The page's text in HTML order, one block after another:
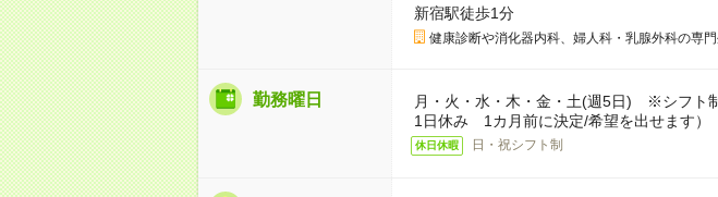
新宿駅徒歩1分
健康診断や消化器内科、婦人科・乳腺外科の専
勤務曜日
月・火・水・木・金・土(週5日) ※シフ
1日休み 1カ月前に決定/希望を出せます）
休日休暇 日・祝シフト制